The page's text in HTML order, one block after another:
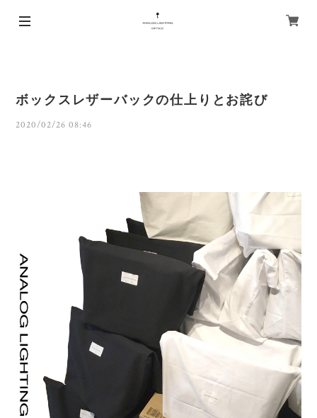
ボックスレザーバックの仕上りとお詫び
2020/02/26 08:46